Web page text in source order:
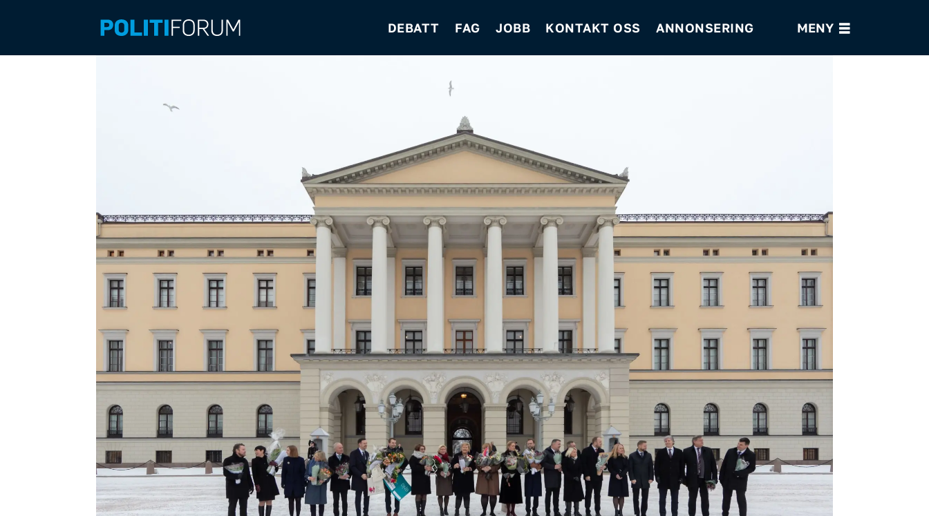
DEBATT FAG JOBB KONTAKT OSS ANNONSERING